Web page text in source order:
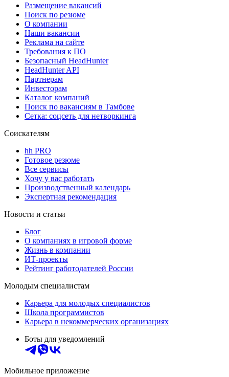
Размещение вакансий
Поиск по резюме
О компании
Наши вакансии
Реклама на сайте
Требования к ПО
Безопасный HeadHunter
HeadHunter API
Партнерам
Инвесторам
Каталог компаний
Поиск по вакансиям в Тамбове
Сетка: соцсеть для нетворкинга
Соискателям
hh PRO
Готовое резюме
Все сервисы
Хочу у вас работать
Производственный календарь
Экспертная рекомендация
Новости и статьи
Блог
О компаниях в игровой форме
Жизнь в компании
ИТ-проекты
Рейтинг работодателей России
Молодым специалистам
Карьера для молодых специалистов
Школа программистов
Карьера в некоммерческих организациях
Боты для уведомлений
Мобильное приложение